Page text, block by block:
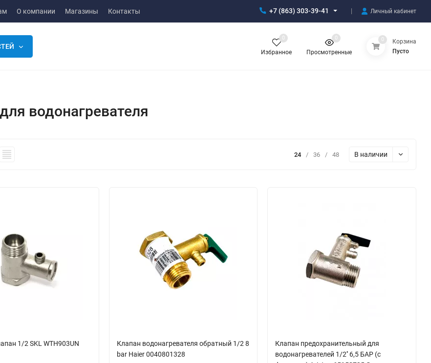
О компании Магазины Контакты +7 (863) 303-39-41 Личный кабинет
Избранное
0
Просмотренные
0 0
Корзина
Пусто
водонагревателя
24 / 36 / 48 В наличии
1/2 SKL WTH903UN
Клапан водонагревателя обратный 1/2 8
bar Haier 0040801328
Клапан предохранительный для
водонагревателей 1/2'' 6,5 БАР (с